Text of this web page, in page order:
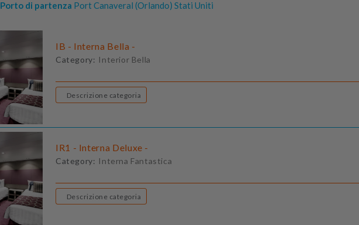
Porto di partenza Port Canaveral (Orlando) Stati Uniti
IB - Interna Bella -
Category: Interior Bella
Descrizione categoria
IR1 - Interna Deluxe -
Category: Interna Fantastica
Descrizione categoria